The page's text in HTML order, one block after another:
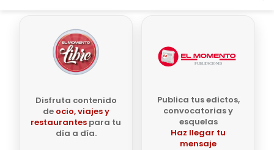
Disfruta contenido
de ocio, viajes y
restaurantes para tu
día a día.
Publica tus edictos,
convocatorias y
esquelas
Haz llegar tu
mensaje